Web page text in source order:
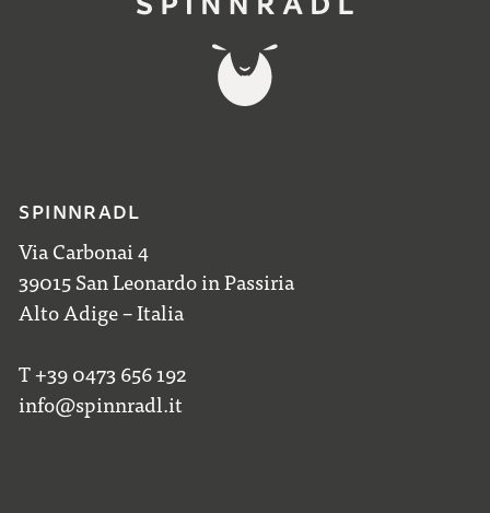
SPINNRADL
Via Carbonai 4
39015 San Leonardo in Passiria
Alto Adige – Italia
T +39 0473 656 192
info@spinnradl.it